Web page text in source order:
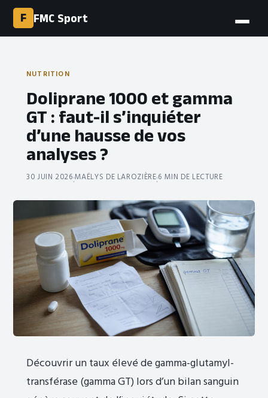
F FMC Sport
NUTRITION
Doliprane 1000 et gamma
GT : faut-il s’inquiéter
d’une hausse de vos
analyses ?
30 JUIN 2026·MAËLYS DE LAROZIÈRE·6 MIN DE LECTURE
Découvrir un taux élevé de gamma-glutamyl-
transférase (gamma GT) lors d’un bilan sanguin